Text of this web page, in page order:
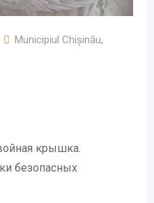
Municipiul Chișinău,
крышка.
безопасных